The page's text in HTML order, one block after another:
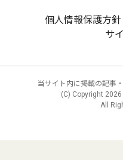
個人情報保護方針
サ
当サイト内に掲載の記事
(C) Copyright 2026
All